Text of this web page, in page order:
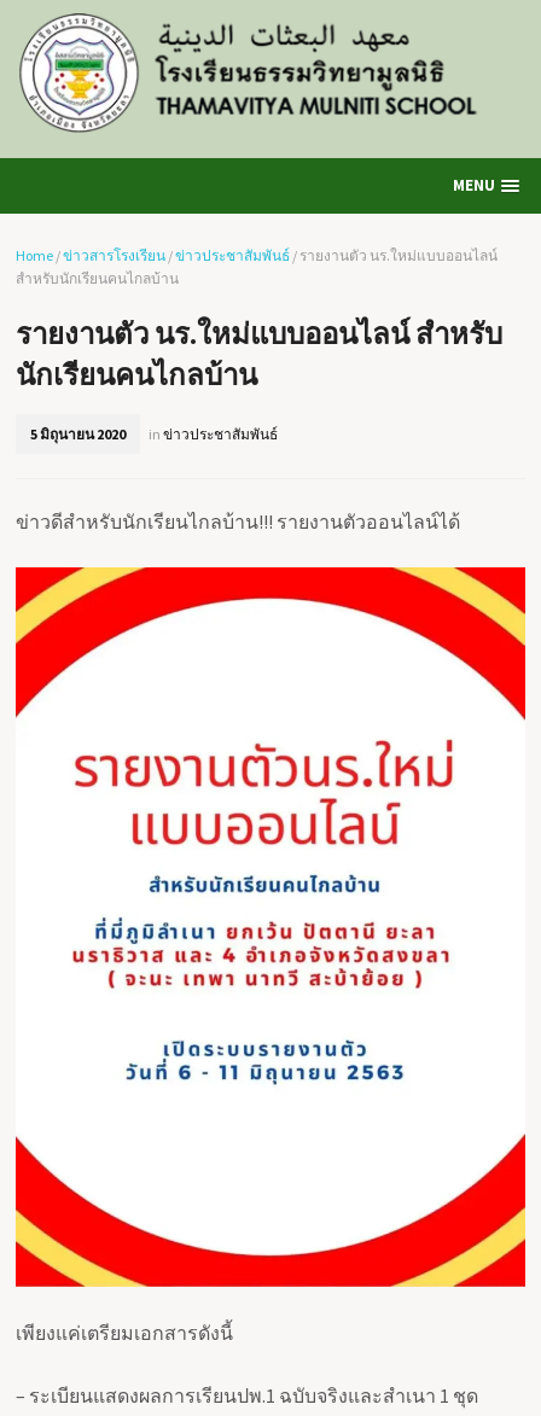
MENU
Home /ข่าวสารโรงเรียน /ข่าวประชาสัมพันธ์ / รายงานตัว นร.ใหม่แบบออนไลน์
สำหรับนักเรียนคนไกลบ้าน
รายงานตัว นร.ใหม่แบบออนไลน์ สำหรับ
นักเรียนคนไกลบ้าน
5 มิถุนายน 2020 inข่าวประชาสัมพันธ์
ข่าวดีสำหรับนักเรียนไกลบ้าน!!! รายงานตัวออนไลน์ได้
เพียงแค่เตรียมเอกสารดังนี้
– ระเบียนแสดงผลการเรียนปพ.1 ฉบับจริงและสำเนา 1 ชุด